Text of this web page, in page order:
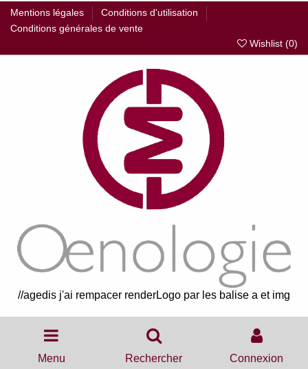
Mentions légales
Conditions d'utilisation
Conditions générales de vente
Wishlist (0)
//agedis j'ai rempacer renderLogo par les balise a et img
Menu Rechercher Connexion